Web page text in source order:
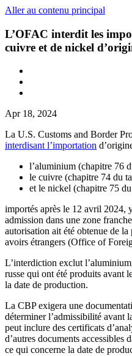
Aller au contenu principal
L’OFAC interdit les
cuivre et de nickel
Apr 18, 2024
La U.S. Customs and Border
interdisant l’importation
l’aluminium (chapitre 76
le cuivre (chapitre 74 du
et le nickel (chapitre 75
importés après le 12 avril 2024,
admission dans une zone
autorisation ait été obtenue de
avoirs étrangers (Office of
L’interdiction exclut
russe qui ont été produits avant
la date de production.
La CBP exigera une
déterminer l’admissibilité avant
peut inclure des certificats
d’autres documents accessibles
ce qui concerne la date de